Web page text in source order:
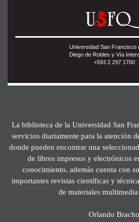
Universidad San Francisco
Diego de Robles y Vía
+593 2 297 1700
La biblioteca de la Universidad San
servicios diariamente para la atención
donde pueden encontrar una
de libros impresos y electrónicos
conocimiento, además cuenta con
importantes revistas científicas y
de materiales
Orlando Bracho